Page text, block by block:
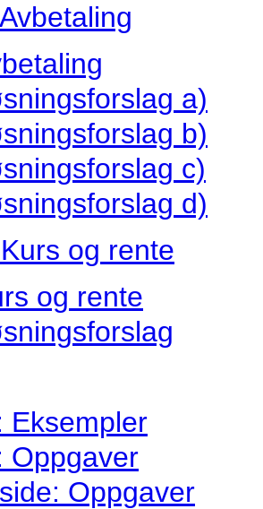
a)
b)
c)
d)
og rente
og rente
Eksempler
Oppgaver
Oppgaver